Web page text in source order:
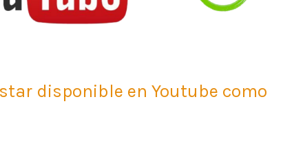
disponible en Youtube como